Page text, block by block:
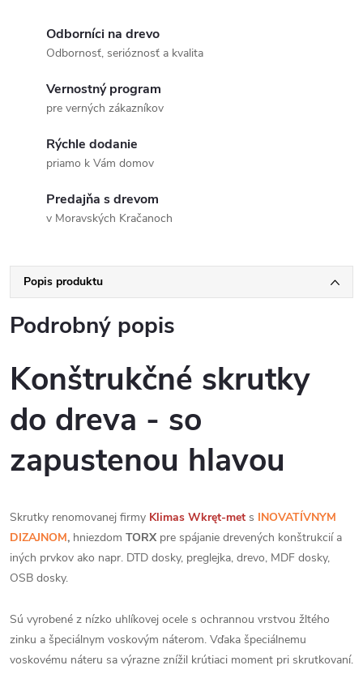
Odborníci na drevo
Odbornosť, serióznosť a kvalita
Vernostný program
pre verných zákazníkov
Rýchle dodanie
priamo k Vám domov
Predajňa s drevom
v Moravských Kračanoch
Popis produktu
Podrobný popis
Konštrukčné skrutky
do dreva - so
zapustenou hlavou
Skrutky renomovanej firmy Klimas Wkręt-met s INOVATÍVNYM
DIZAJNOM, hniezdom TORX pre spájanie drevených konštrukcií a
iných prvkov ako napr. DTD dosky, preglejka, drevo, MDF dosky,
OSB dosky.
Sú vyrobené z nízko uhlíkovej ocele s ochrannou vrstvou žltého
zinku a špeciálnym voskovým náterom. Vďaka špeciálnemu
voskovému náteru sa výrazne znížil krútiaci moment pri skrutkovaní.